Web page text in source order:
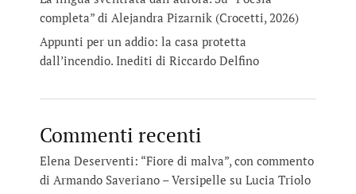
completa” di Alejandra Pizarnik (Crocetti, 2026)
Appunti per un addio: la casa protetta
dall’incendio. Inediti di Riccardo Delfino
Commenti recenti
Elena Deserventi: “Fiore di malva”, con commento
di Armando Saveriano – Versipelle su Lucia Triolo